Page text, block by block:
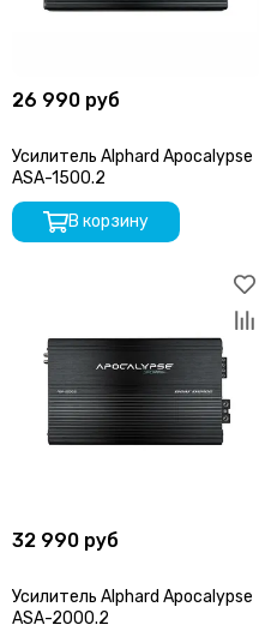
26 990 руб
Усилитель Alphard Apocalypse
ASA-1500.2
В корзину
32 990 руб
Усилитель Alphard Apocalypse
ASA-2000.2